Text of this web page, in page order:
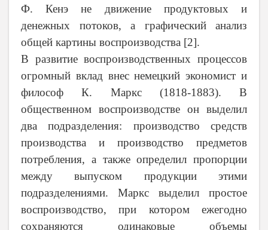
Ф. Кенэ не движение продуктовых и
денежных потоков, а графический анализ
общей картины воспроизводства [2].
В развитие воспроизводственных процессов
огромный вклад внес немецкий экономист и
философ К. Маркс (1818-1883). В
общественном воспроизводстве он выделил
два подразделения: производство средств
производства и производство предметов
потребления, а также определил пропорции
между выпуском продукции этими
подразделениями. Маркс выделил простое
воспроизводство, при котором ежегодно
сохраняются одинаковые объемы